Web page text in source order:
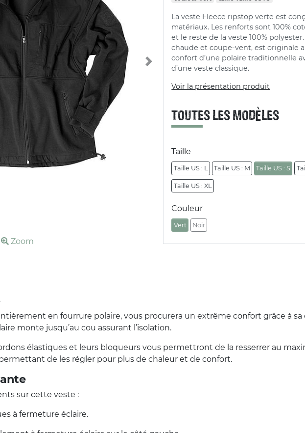
La veste Fleece ripstop verte est
matériaux. Les renforts sont 100%
et le reste de la veste 100%
chaude et coupe-vent, est originale
confort d’une polaire traditionnelle
d’une veste classique.
Voir la présentation produit
Next
Zoom
TOUTES LES MODÈLES
Taille
Taille US : L Taille US : M Taille US : S
Taille US : XL
Couleur
Vert Noir
en fourrure polaire, vous procurera un extrême confort grâce à sa
monte jusqu’au cou assurant l’isolation.
élastiques et leurs bloqueurs vous permettront de la resserrer au
de les régler pour plus de chaleur et de confort.
sur cette veste :
à fermeture éclaire.